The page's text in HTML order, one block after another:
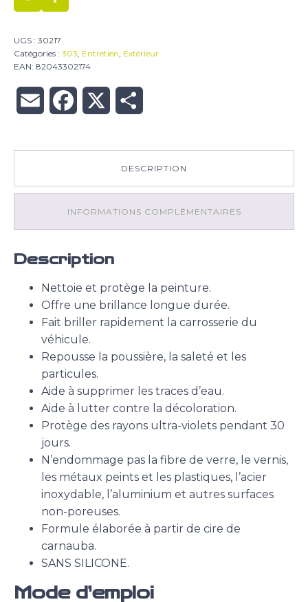
UGS : 30217
Catégories : 303, Entretien, Extérieur
EAN: 82043302174
Email Facebook
DESCRIPTION
INFORMATIONS COMPLÉMENTAIRES
Description
Nettoie et protège la peinture.
Offre une brillance longue durée.
Fait briller rapidement la carrosserie du
véhicule.
Repousse la poussière, la saleté et les
particules.
Aide à supprimer les traces d’eau.
Aide à lutter contre la décoloration.
Protège des rayons ultra-violets pendant 30
jours.
N’endommage pas la fibre de verre, le vernis,
les métaux peints et les plastiques, l’acier
inoxydable, l’aluminium et autres surfaces
non-poreuses.
Formule élaborée à partir de cire de
carnauba.
SANS SILICONE.
Mode d’emploi